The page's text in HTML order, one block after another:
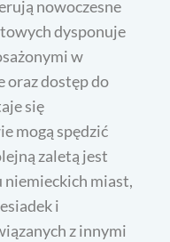
nowoczesne
dysponuje
w
oraz dostęp do
się
mogą spędzić
zaletą jest
niemieckich miast,
i
z innymi